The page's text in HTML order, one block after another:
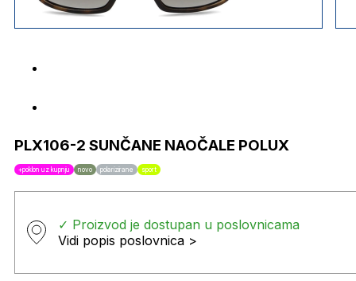
PLX106-2 SUNČANE NAOČALE POLUX
+poklon uz kupnju novo polarizirane sport
✓ Proizvod je dostupan u poslovnicama
Vidi popis poslovnica >